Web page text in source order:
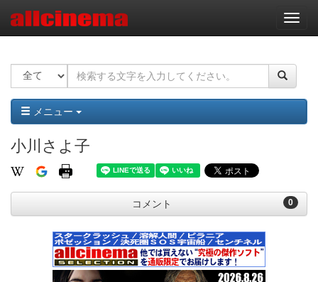
ナ
ビ
ー
ョ
ン
メニュー
小川さよ子
0
コメント